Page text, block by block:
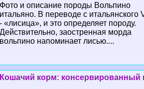
Фото и описание породы Вольпино
итальяно. В переводе с итальянского
- «лисица», и это определяет породу.
Действительно, заостренная морда
вольпино напоминает лисью....
Кошачий корм: консервированный